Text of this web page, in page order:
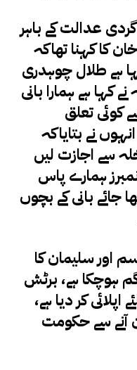
عدالت کے باہر
کا کہنا تھاکہ
ہے طلال چوہدری
کہا ہے ہمارا بانی
کوئی تعلق
نے بتایاکہ
سے اجازت لیں
ہمارے پاس
بانی کے بچوں
اور سلیمان کا
گم ہوچکا ہے، برٹش
اپلائی کر دیا ہے،
آنے سے حکومت